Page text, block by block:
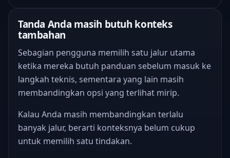
Tanda Anda masih butuh konteks
tambahan
Sebagian pengguna memilih satu jalur utama
ketika mereka butuh panduan sebelum masuk ke
langkah teknis, sementara yang lain masih
membandingkan opsi yang terlihat mirip.
Kalau Anda masih membandingkan terlalu
banyak jalur, berarti konteksnya belum cukup
untuk memilih satu tindakan.